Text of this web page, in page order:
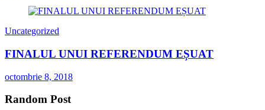
Uncategorized
FINALUL UNUI REFERENDUM EȘUAT
octombrie 8, 2018
Random Post